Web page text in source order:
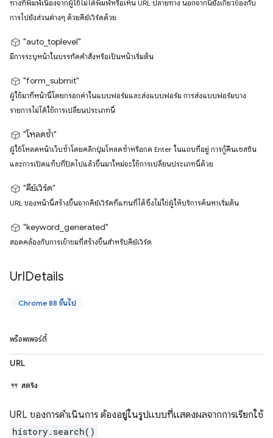
ทางที่พิมพ์เนื่องจากผู้ใช้ไม่ได้พิมพ์หรือเห็น URL ปลายทาง นอกจากนี้ยังเกี่ยวข้องกับ
การไปยังส่วนต่างๆ ด้วยคีย์เวิร์ดด้วย
"auto_toplevel"
มีการระบุหน้าในบรรทัดคำสั่งหรือเป็นหน้าเริ่มต้น
"form_submit"
ผู้ใช้มาที่หน้านี้โดยกรอกค่าในแบบฟอร์มและส่งแบบฟอร์ม การส่งแบบฟอร์มบาง
รายการไม่ได้ใช้การเปลี่ยนประเภทนี้
"โหลดซ้ำ"
ผู้ใช้โหลดหน้าเว็บซ้ำโดยคลิกปุ่มโหลดซ้ำหรือกด Enter ในแถบที่อยู่ การกู้คืนเซสชัน
และการเปิดแท็บที่ปิดไปแล้วขึ้นมาใหม่จะใช้การเปลี่ยนประเภทนี้ด้วย
"คีย์เวิร์ด"
URL ของหน้านี้สร้างขึ้นจากคีย์เวิร์ดที่แทนที่ได้ซึ่งไม่ใช่ผู้ให้บริการค้นหาเริ่มต้น
"keyword_generated"
สอดคล้องกับการเข้าชมที่สร้างขึ้นสําหรับคีย์เวิร์ด
UrlDetails
Chrome 88 ขึ้นไป
พร็อพเพอร์ตี้
URL
สตริง
URL ของการดำเนินการ ต้องอยู่ในรูปแบบที่แสดงผลจากการเรียกใช้
history.search()